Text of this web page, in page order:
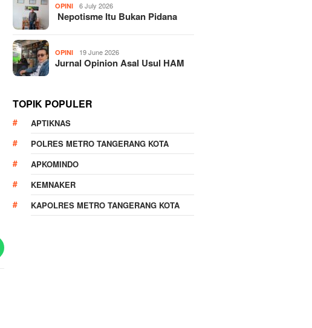
OPINI 6 July 2026
Nepotisme Itu Bukan Pidana
OPINI 19 June 2026
Jurnal Opinion Asal Usul HAM
TOPIK POPULER
APTIKNAS
POLRES METRO TANGERANG KOTA
APKOMINDO
KEMNAKER
KAPOLRES METRO TANGERANG KOTA